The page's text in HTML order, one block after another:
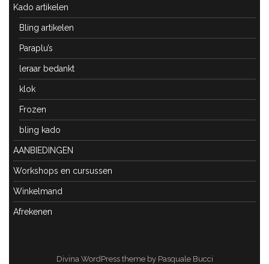
Kado artikelen
Bling artikelen
Paraplu’s
leraar bedankt
klok
Frozen
bling kado
AANBIEDINGEN
Workshops en cursussen
Winkelmand
Afrekenen
Divina WordPress theme by Pasquale Bucci